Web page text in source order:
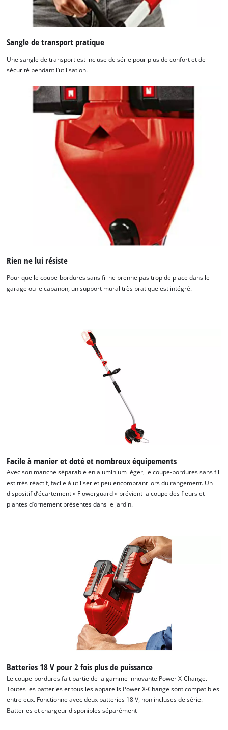
Sangle de transport pratique
Une sangle de transport est incluse de série pour plus de confort et de
sécurité pendant l’utilisation.
Rien ne lui résiste
Pour que le coupe-bordures sans fil ne prenne pas trop de place dans le
garage ou le cabanon, un support mural très pratique est intégré.
Facile à manier et doté et nombreux équipements
Avec son manche séparable en aluminium léger, le coupe-bordures sans fil
est très réactif, facile à utiliser et peu encombrant lors du rangement. Un
dispositif d’écartement « Flowerguard » prévient la coupe des fleurs et
plantes d’ornement présentes dans le jardin.
Batteries 18 V pour 2 fois plus de puissance
Le coupe-bordures fait partie de la gamme innovante Power X-Change.
Toutes les batteries et tous les appareils Power X-Change sont compatibles
entre eux. Fonctionne avec deux batteries 18 V, non incluses de série.
Batteries et chargeur disponibles séparément